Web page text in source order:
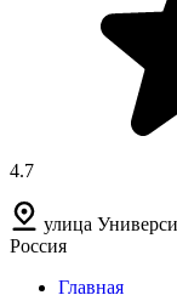
4.7
улица
Россия
Главная